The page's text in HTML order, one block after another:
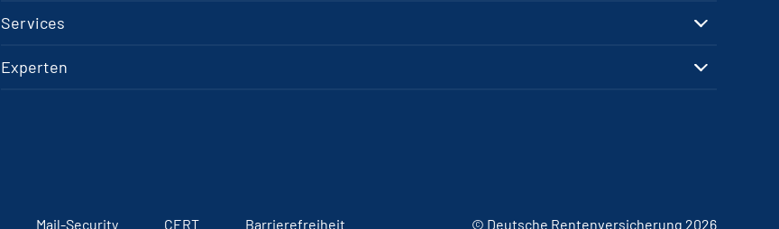
Services
Experten
Mail-Security CERT Barrierefreiheit © Deutsche Rentenversicherung 2026